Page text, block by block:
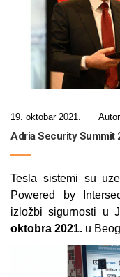
19. oktobar 2021.
Adria Security Summit
Tesla sistemi su
Powered by
izložbi sigurnosti u
oktobra 2021. u